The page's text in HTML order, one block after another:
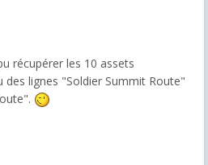
récupérer les 10 assets
lignes "Soldier Summit Route"